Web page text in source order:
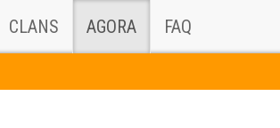
CLANS (CURRENT)
AGORA FAQ